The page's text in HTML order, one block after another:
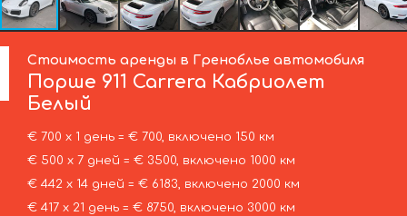
Стоимость аренды в Греноблье автомобиля
Порше 911 Carrera Кабриолет
Белый
€ 700 х 1 день = € 700, включено 150 км
€ 500 х 7 дней = € 3500, включено 1000 км
€ 442 х 14 дней = € 6183, включено 2000 км
€ 417 х 21 день = € 8750, включено 3000 км